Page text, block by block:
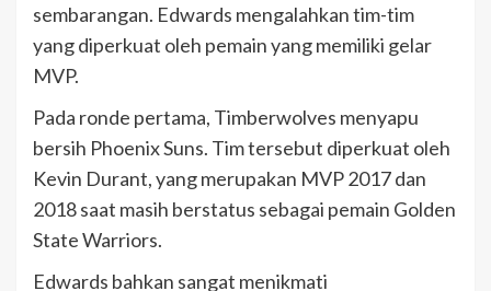
sembarangan. Edwards mengalahkan tim-tim
yang diperkuat oleh pemain yang memiliki gelar
MVP.
Pada ronde pertama, Timberwolves menyapu
bersih Phoenix Suns. Tim tersebut diperkuat oleh
Kevin Durant, yang merupakan MVP 2017 dan
2018 saat masih berstatus sebagai pemain Golden
State Warriors.
Edwards bahkan sangat menikmati